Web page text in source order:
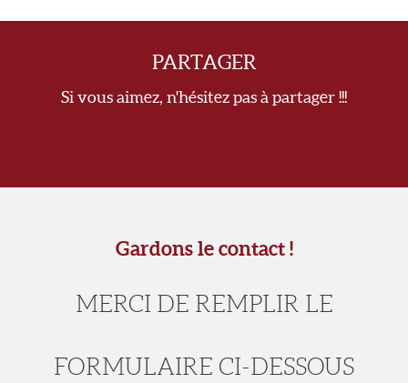
PARTAGER
Si vous aimez, n'hésitez pas à partager !!!
Gardons le contact !
MERCI DE REMPLIR LE
FORMULAIRE CI-DESSOUS